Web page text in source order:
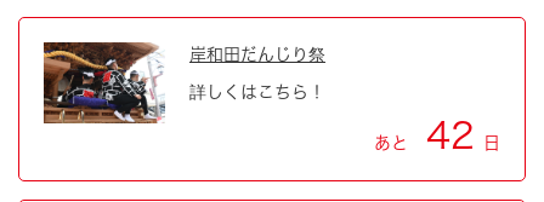
岸和田だんじり祭
詳しくはこちら！
あと 42 日